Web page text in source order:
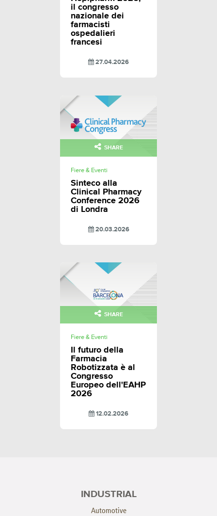
il congresso
nazionale dei
farmacisti
ospedalieri
francesi
27.04.2026
SHARE
Fiere & Eventi
Sinteco alla
Clinical Pharmacy
Conference 2026
di Londra
20.03.2026
SHARE
Fiere & Eventi
Il futuro della
Farmacia
Robotizzata è al
Congresso
Europeo dell'EAHP
2026
12.02.2026
INDUSTRIAL
Automotive